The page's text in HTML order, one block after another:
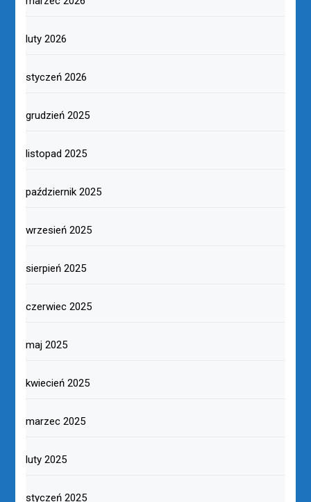
luty 2026
styczeń 2026
grudzień 2025
listopad 2025
październik 2025
wrzesień 2025
sierpień 2025
czerwiec 2025
maj 2025
kwiecień 2025
marzec 2025
luty 2025
styczeń 2025